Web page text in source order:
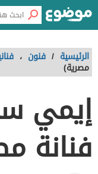
الرئيسية / فنون ،
مصرية)
إيمي
فنانة